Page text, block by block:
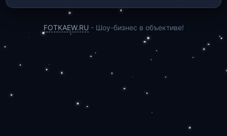
FOTKAEW.RU - Шоу-бизнес в объективе!